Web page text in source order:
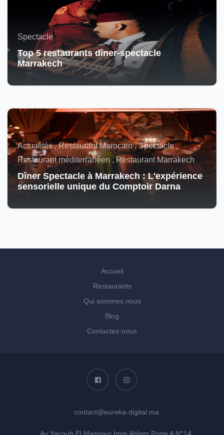
Spectacle
Top 5 restaurants dîner-spectacle
Marrakech
Actualités , Restaurant Marocain , Spectacle ,
Restaurant méditerranéen , Restaurant Marrakech
Dîner Spectacle à Marrakech : L'expérience
sensorielle unique du Comptoir Darna
Accueil
Restaurants
Qui sommes nous
Blog
Contactez-nous
contact@eureka-digital.ma